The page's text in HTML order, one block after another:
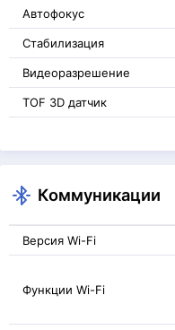
Автофокус
Стабилизация
Видеоразрешение
TOF 3D датчик
Коммуникации
Версия Wi-Fi
Функции Wi-Fi